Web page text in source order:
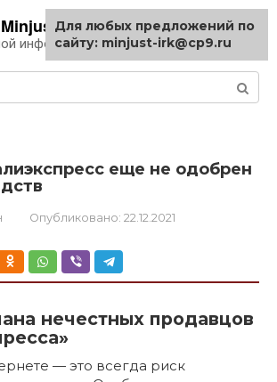
Minjust-irk.ru
информации про автомобили
еще не одобрен
Опубликовано: 22.12.2021
нечестных продавцов
— это всегда риск
Для любых предложений по
сайту: minjust-irk@cp9.ru